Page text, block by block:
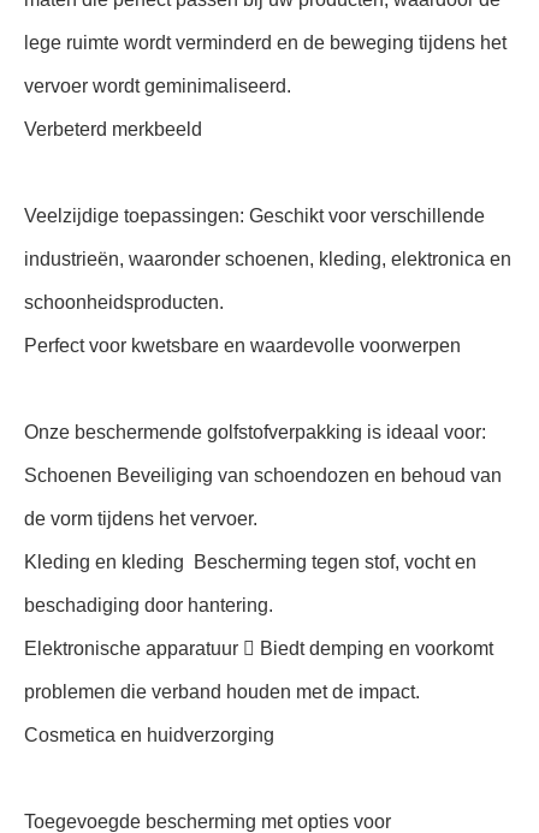
lege ruimte wordt verminderd en de beweging tijdens het
vervoer wordt geminimaliseerd.
Verbeterd merkbeeld
Veelzijdige toepassingen: Geschikt voor verschillende
industrieën, waaronder schoenen, kleding, elektronica en
schoonheidsproducten.
Perfect voor kwetsbare en waardevolle voorwerpen
Onze beschermende golfstofverpakking is ideaal voor:
Schoenen Beveiliging van schoendozen en behoud van
de vorm tijdens het vervoer.
Kleding en kleding ️ Bescherming tegen stof, vocht en
beschadiging door hantering.
Elektronische apparatuur  Biedt demping en voorkomt
problemen die verband houden met de impact.
Cosmetica en huidverzorging
Toegevoegde bescherming met opties voor